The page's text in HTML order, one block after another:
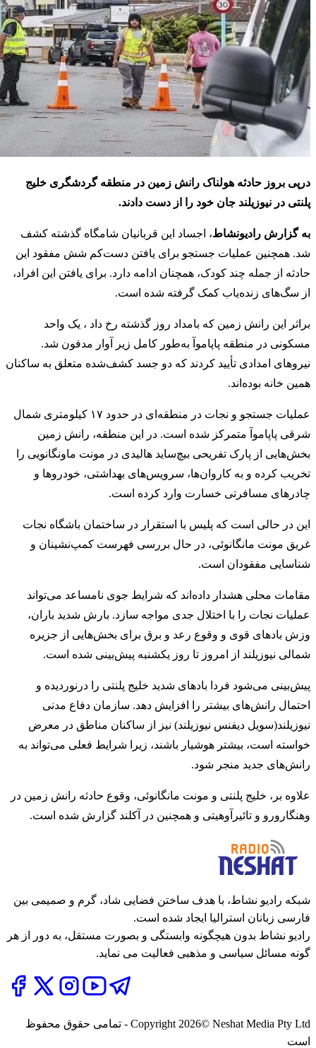
درپی بروز حادثه هولناک رانش زمین در منطقه گردشگری خلیج
پلنتی در نیوزیلند جان خود را از دست دادند.
به گزارش رادیونشاط، اجساد این قربانیان شامگاه گذشته کشف
شد. همچنین عملیات جستجو برای یافتن دست‌کم شش مفقود این
حادثه از جمله چند کودک، همچنان ادامه دارد. برای یافتن این افراد،
از سگ‌های زنده‌یاب کمک گرفته شده است.
براثر این رانش زمین که بامداد روز گذشته رخ داد ، یک واحد
مسکونی در منطقه پاپاموآ به‌طور کامل زیر آوار مدفون شد.
نیروهای امدادی تأیید کردند که دو جسد کشف‌شده متعلق به ساکنان
همین خانه بوده‌اند.
عملیات جستجو و نجات در منطقه‌ای در حدود ۱۷ کیلومتری شمال
شرقی پاپاموآ متمرکز شده است. در این منطقه، رانش زمین
بخش‌هایی از پارک تفریحی بیچ‌ساید هالیدی در مونت ماونگانویی را
تخریب کرده و به کاروان‌ها، سرویس‌های بهداشتی، خودروها و
چادرهای مسافرتی خسارت وارد کرده است.
این در حالی است که پلیس با استقرار در ساختمان باشگاه نجات
غریق مونت مانگانوئی، در حال بررسی فهرست کمپ‌نشینان و
شناسایی مفقودان است.
مقامات محلی هشدار داده‌اند که شرایط جوی نامساعد می‌تواند
عملیات نجات را با اختلال جدی مواجه سازد. بارش شدید باران،
وزش بادهای قوی و وقوع رعد و برق برای بخش‌هایی از جزیره
شمالی نیوزیلند از امروز تا روز یکشنبه پیش‌بینی شده است.
پیش‌بینی می‌شود فردا بادهای شدید خلیج پلنتی را درنوردیده و
احتمال رانش‌های بیشتر را افزایش دهد. سازمان دفاع مدنی
نیوزیلند(سویل دیفنس نیوزیلند) نیز از ساکنان مناطق در معرض
خواسته است، بیشتر هوشیار باشند، زیرا شرایط فعلی می‌تواند به
رانش‌های جدید منجر شود.
علاوه بر، خلیج پلنتی و مونت مانگانوئی، وقوع حادثه رانش زمین در
وهنگارورو و تائیرآوهیتی و همچنین در آکلند گزارش شده است.
شبکه رادیو نشاط، با هدف ساختن فضایی شاد، گرم و صمیمی بین
فارسی زبانان استرالیا ایجاد شده است.
رادیو نشاط بدون هیچگونه وابستگی و بصورت مستقل، به دور از هر
گونه مسائل سیاسی و مذهبی فعالیت می نماید.
Copyright 2026
© Neshat Media Pty Ltd - تمامی حقوق محفوظ
است